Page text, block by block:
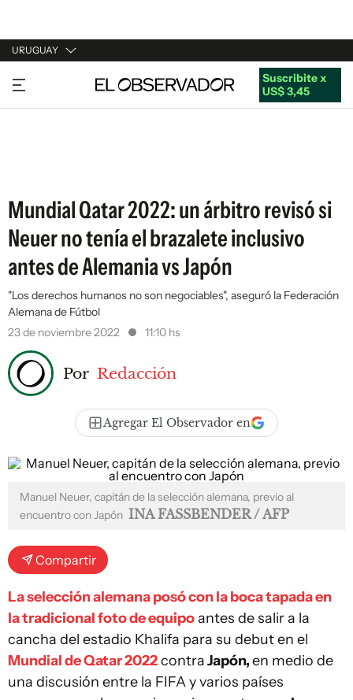
URUGUAY
URUGUAY
ARGENTINA
Suscribite x
US$ 3,45
Mundial Qatar 2022: un árbitro revisó si
Neuer no tenía el brazalete inclusivo
antes de Alemania vs Japón
"Los derechos humanos no son negociables", aseguró la Federación
Alemana de Fútbol
23 de noviembre 2022
11:10 hs
Por Redacción
Agregar El Observador en
Manuel Neuer, capitán de la selección alemana, previo al
encuentro con Japón INA FASSBENDER / AFP
Compartir
La selección alemana posó con la boca tapada en
la tradicional foto de equipoantes de salir a la
cancha del estadio Khalifa para su debut en el
Mundial de Qatar 2022contraJapón,en medio de
una discusión entre la FIFA y varios países